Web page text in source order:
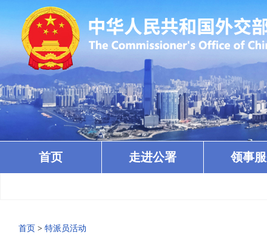
首页 走进公署 领事
首页 > 特派员活动